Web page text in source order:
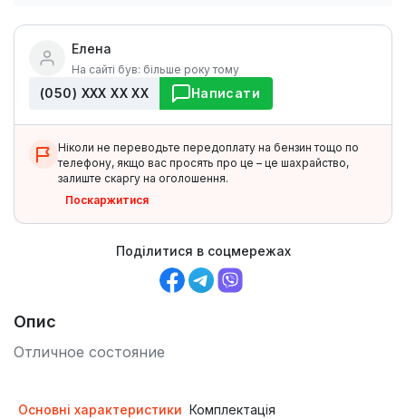
Елена
На сайті був: більше року тому
(050) ХХХ ХХ ХХ Написати
Ніколи не переводьте передоплату на бензин тощо по
телефону, якщо вас просять про це – це шахрайство,
залиште скаргу на оголошення.
Поскаржитися
Поділитися в соцмережах
Опис
Отличное состояние
Основні характеристики Комплектація